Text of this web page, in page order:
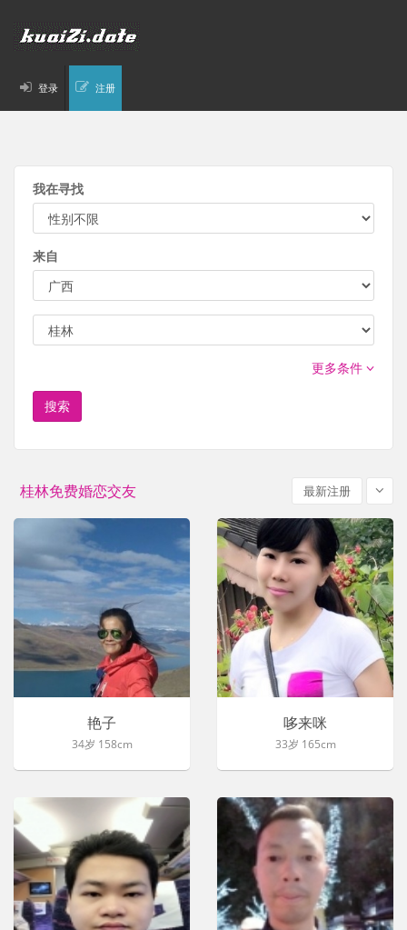
登录 注册
我在寻找
来自
更多条件
搜索
桂林免费婚恋交友 最新注册
艳子
34岁 158cm
哆来咪
33岁 165cm